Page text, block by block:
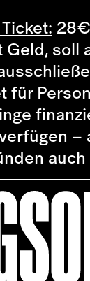
28€
Geld, soll
für
–
auch